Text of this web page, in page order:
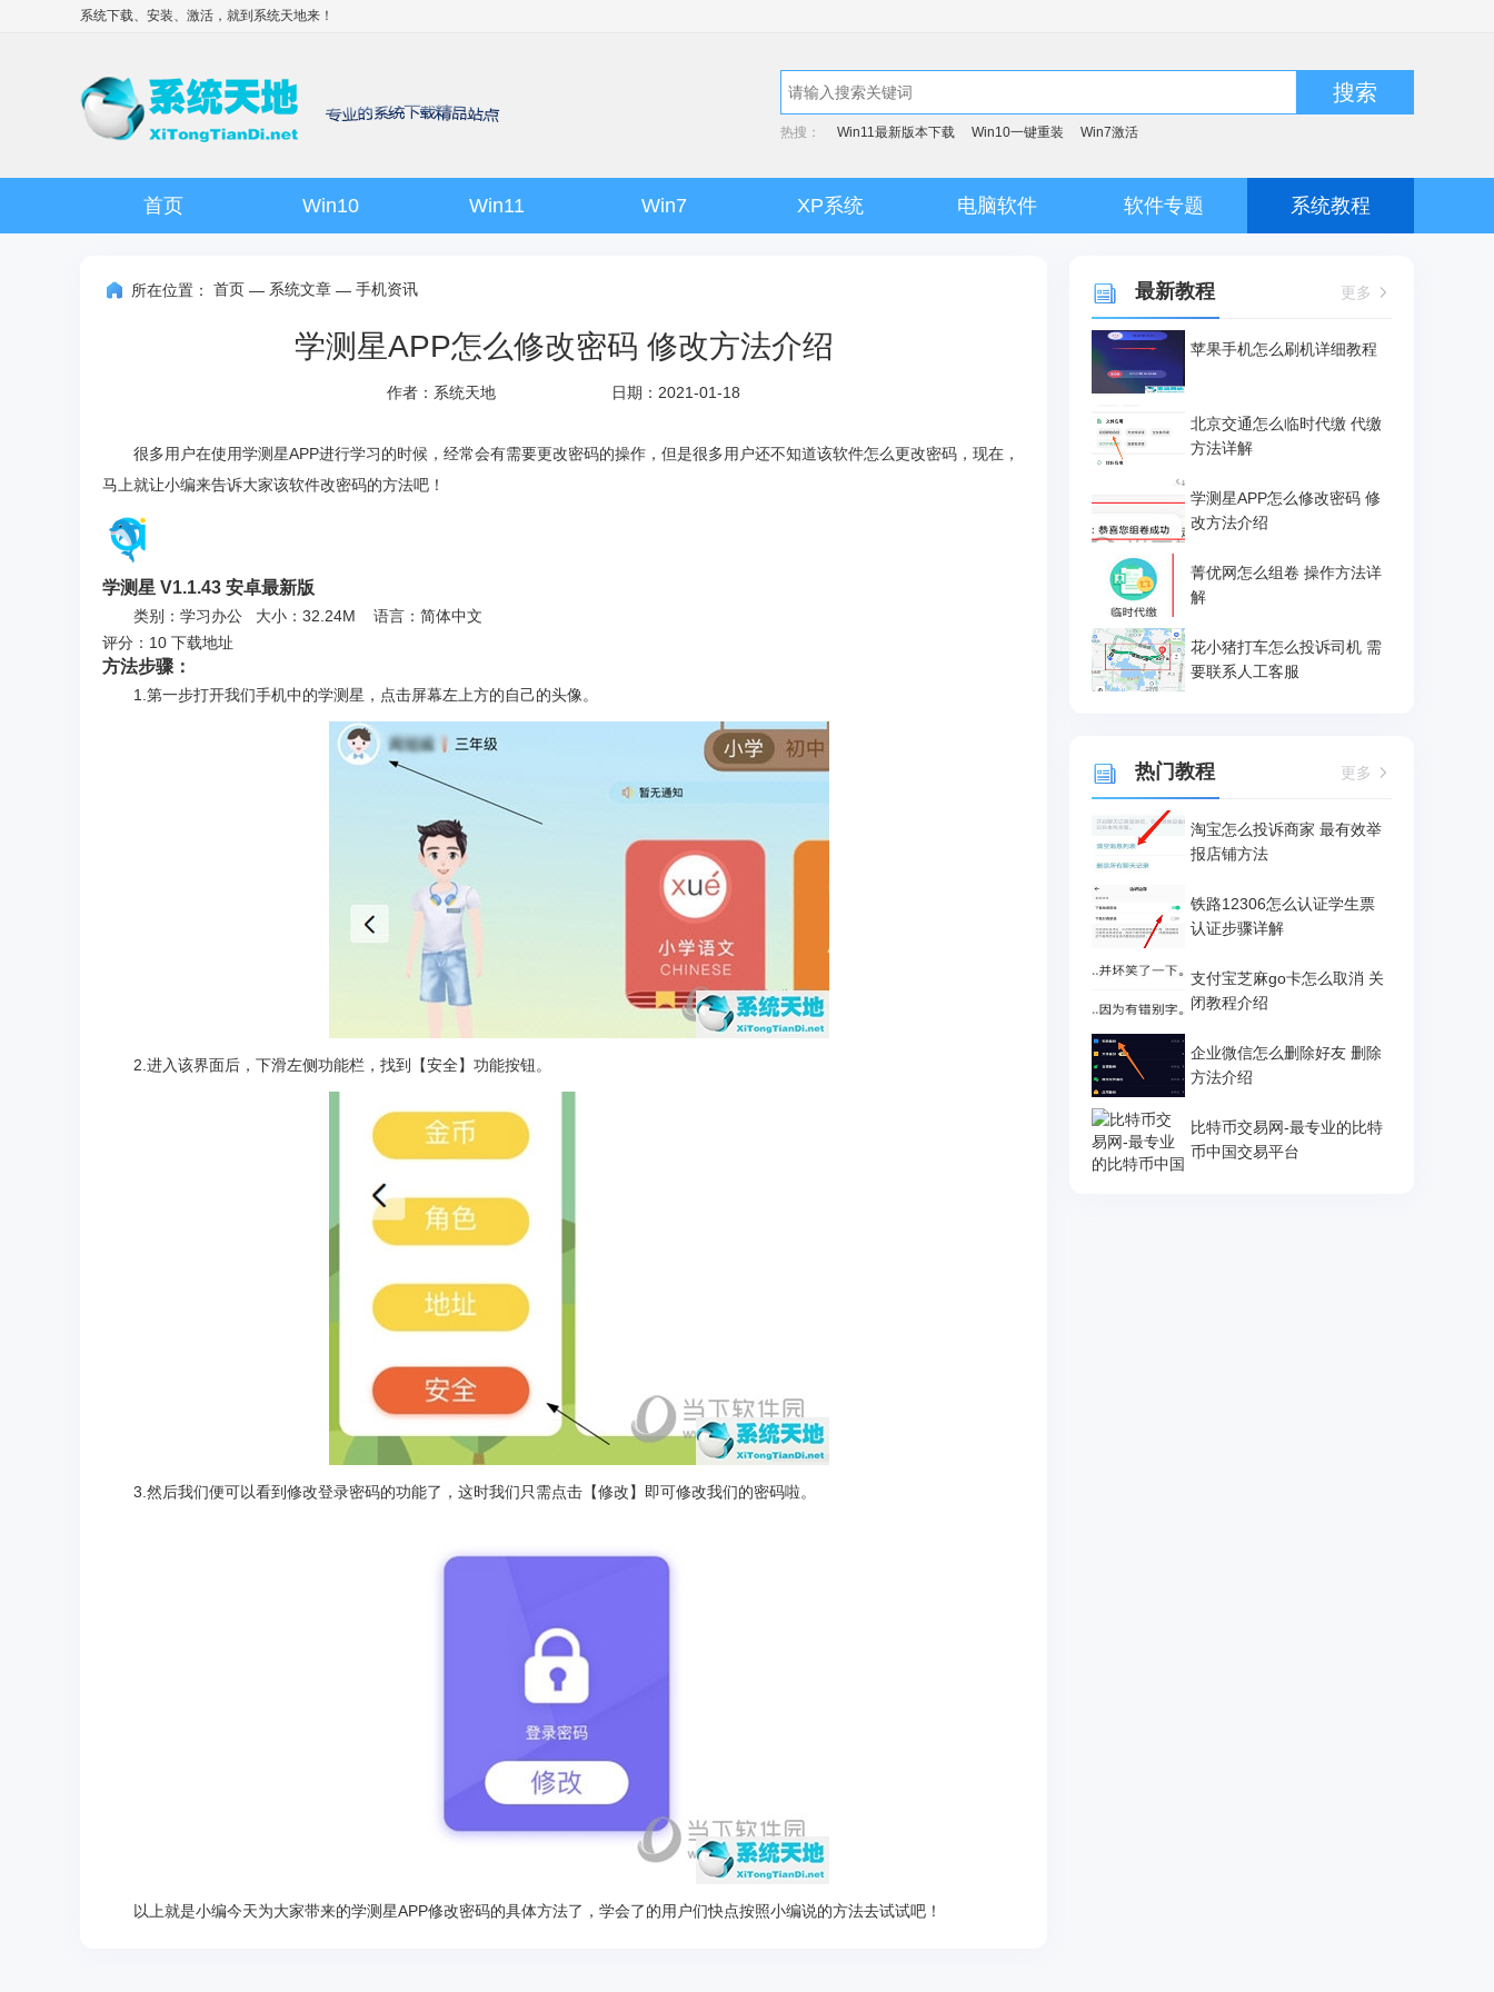
系统下载、安装、激活，就到 系统天地来！
搜索
热搜： Win11最新版本下载 Win10一键重装 Win7激活
首页 Win10 Win11 Win7 XP系统 电脑软件 软件专题 系统教程
所在位置： 首页 — 系统文章 — 手机资讯
学测星APP怎么修改密码 修改方法介绍
作者：系统天地 日期：2021-01-18
很多用户在使用学测星APP进行学习的时候，经常会有需要更改密码的操作，但是很多用户还不知道该软件怎么更改密码，现在，
马上就让小编来告诉大家该软件改密码的方法吧！
学测星 V1.1.43 安卓最新版
类别：学习办公 大小：32.24M 语言：简体中文
评分：10 下载地址
方法步骤：
1.第一步打开我们手机中的学测星，点击屏幕左上方的自己的头像。
2.进入该界面后，下滑左侧功能栏，找到【安全】功能按钮。
3.然后我们便可以看到修改登录密码的功能了，这时我们只需点击【修改】即可修改我们的密码啦。
以上就是小编今天为大家带来的学测星APP修改密码的具体方法了，学会了的用户们快点按照小编说的方法去试试吧！
最新教程 更多
苹果手机怎么刷机详细教程
北京交通怎么临时代缴 代缴
方法详解
学测星APP怎么修改密码 修
改方法介绍
菁优网怎么组卷 操作方法详
解
花小猪打车怎么投诉司机 需
要联系人工客服
热门教程 更多
淘宝怎么投诉商家 最有效举
报店铺方法
铁路12306怎么认证学生票
认证步骤详解
支付宝芝麻go卡怎么取消 关
闭教程介绍
企业微信怎么删除好友 删除
方法介绍
比特币交易网-最专业的比特
币中国交易平台